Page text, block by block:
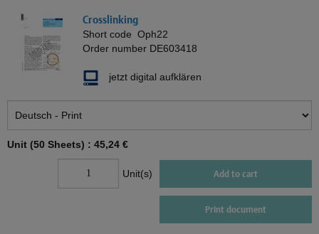
Crosslinking
Short code Oph22
Order number DE603418
jetzt digital aufklären
Unit (50 Sheets) : 45,24 €
Unit(s) Add to cart
Print document